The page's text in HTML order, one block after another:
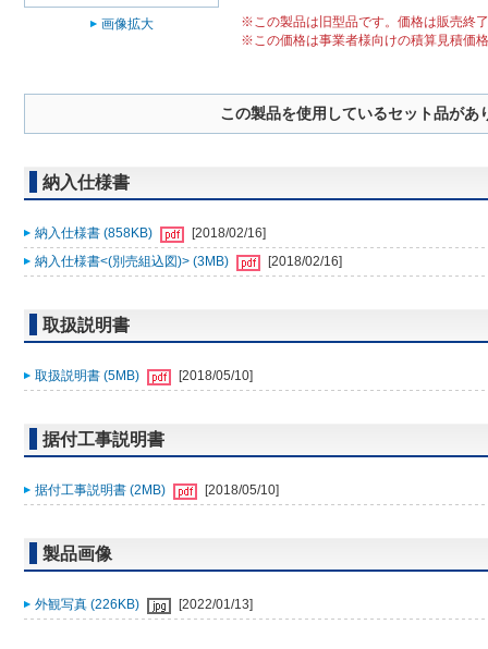
画像拡大
※この製品は旧型品です。価格は販売終
※この価格は事業者様向けの積算見積価
この製品を使用しているセット品があ
納入仕様書
納入仕様書 (858KB)
[2018/02/16]
納入仕様書<(別売組込図)> (3MB)
[2018/02/16]
取扱説明書
取扱説明書 (5MB) [2018/05/10]
据付工事説明書
据付工事説明書 (2MB) [2018/05/10]
製品画像
外観写真 (226KB) [2022/01/13]